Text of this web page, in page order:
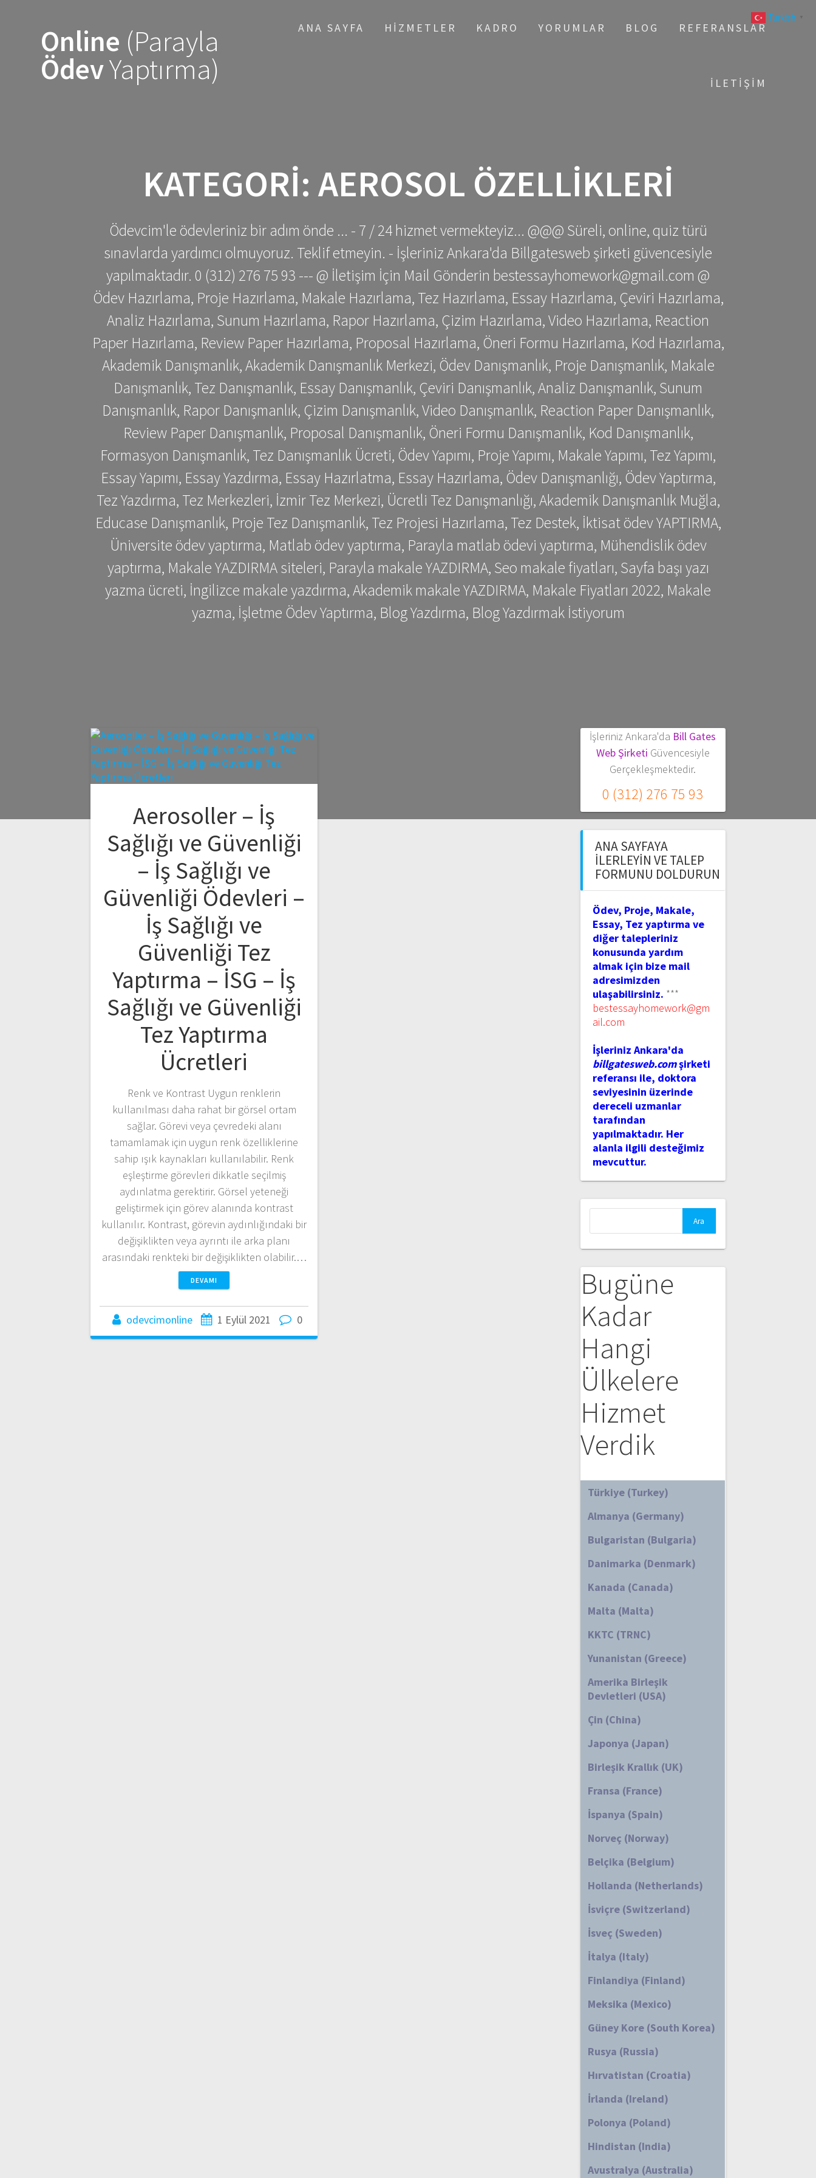
Online (Parayla
ÖdevYaptırma)
ANA SAYFA HIZMETLER KADRO YORUMLAR BLOG REFERANSLAR
İLETIŞIM
KATEGORI: AEROSOL ÖZELLIKLERI
Ödevcim'le ödevleriniz bir adım önde ... - 7 / 24 hizmet vermekteyiz... @@@ Süreli, online, quiz türü
sınavlarda yardımcı olmuyoruz. Teklif etmeyin. - İşleriniz Ankara'da Billgatesweb şirketi güvencesiyle
yapılmaktadır. 0 (312) 276 75 93 --- @ İletişim İçin Mail Gönderin bestessayhomework@gmail.com @
Ödev Hazırlama, Proje Hazırlama, Makale Hazırlama, Tez Hazırlama, Essay Hazırlama, Çeviri Hazırlama,
Analiz Hazırlama, Sunum Hazırlama, Rapor Hazırlama, Çizim Hazırlama, Video Hazırlama, Reaction
Paper Hazırlama, Review Paper Hazırlama, Proposal Hazırlama, Öneri Formu Hazırlama, Kod Hazırlama,
Akademik Danışmanlık, Akademik Danışmanlık Merkezi, Ödev Danışmanlık, Proje Danışmanlık, Makale
Danışmanlık, Tez Danışmanlık, Essay Danışmanlık, Çeviri Danışmanlık, Analiz Danışmanlık, Sunum
Danışmanlık, Rapor Danışmanlık, Çizim Danışmanlık, Video Danışmanlık, Reaction Paper Danışmanlık,
Review Paper Danışmanlık, Proposal Danışmanlık, Öneri Formu Danışmanlık, Kod Danışmanlık,
Formasyon Danışmanlık, Tez Danışmanlık Ücreti, Ödev Yapımı, Proje Yapımı, Makale Yapımı, Tez Yapımı,
Essay Yapımı, Essay Yazdırma, Essay Hazırlatma, Essay Hazırlama, Ödev Danışmanlığı, Ödev Yaptırma,
Tez Yazdırma, Tez Merkezleri, İzmir Tez Merkezi, Ücretli Tez Danışmanlığı, Akademik Danışmanlık Muğla,
Educase Danışmanlık, Proje Tez Danışmanlık, Tez Projesi Hazırlama, Tez Destek, İktisat ödev YAPTIRMA,
Üniversite ödev yaptırma, Matlab ödev yaptırma, Parayla matlab ödevi yaptırma, Mühendislik ödev
yaptırma, Makale YAZDIRMA siteleri, Parayla makale YAZDIRMA, Seo makale fiyatları, Sayfa başı yazı
yazma ücreti, İngilizce makale yazdırma, Akademik makale YAZDIRMA, Makale Fiyatları 2022, Makale
yazma, İşletme Ödev Yaptırma, Blog Yazdırma, Blog Yazdırmak İstiyorum
Aerosoller – İş
Sağlığı ve Güvenliği
– İş Sağlığı ve
Güvenliği Ödevleri –
İş Sağlığı ve
Güvenliği Tez
Yaptırma – İSG – İş
Sağlığı ve Güvenliği
Tez Yaptırma
Ücretleri
Renk ve Kontrast Uygun renklerin
kullanılması daha rahat bir görsel ortam
sağlar. Görevi veya çevredeki alanı
tamamlamak için uygun renk özelliklerine
sahip ışık kaynakları kullanılabilir. Renk
eşleştirme görevleri dikkatle seçilmiş
aydınlatma gerektirir. Görsel yeteneği
geliştirmek için görev alanında kontrast
kullanılır. Kontrast, görevin aydınlığındaki bir
değişiklikten veya ayrıntı ile arka planı
arasındaki renkteki bir değişiklikten olabilir.…
DEVAMI
odevcimonline 1 Eylül 2021 0
İşleriniz Ankara'da Bill Gates
Web Şirketi Güvencesiyle
Gerçekleşmektedir.
0 (312) 276 75 93
ANA SAYFAYA
İLERLEYIN VE TALEP
FORMUNU DOLDURUN
Ödev, Proje, Makale,
Essay, Tez yaptırma ve
diğer talepleriniz
konusunda yardım
almak için bize mail
adresimizden
ulaşabilirsiniz. ***
bestessayhomework@gm
ail.com
İşleriniz Ankara'da
billgatesweb.comşirketi
referansı ile, doktora
seviyesinin üzerinde
dereceli uzmanlar
tarafından
yapılmaktadır. Her
alanla ilgili desteğimiz
mevcuttur.
Bugüne
Kadar
Hangi
Ülkelere
Hizmet
Verdik
Türkiye (Turkey)
Almanya (Germany)
Bulgaristan (Bulgaria)
Danimarka (Denmark)
Kanada (Canada)
Malta (Malta)
KKTC (TRNC)
Yunanistan (Greece)
Amerika Birleşik
Devletleri (USA)
Çin (China)
Japonya (Japan)
Birleşik Krallık (UK)
Fransa (France)
İspanya (Spain)
Norveç (Norway)
Belçika (Belgium)
Hollanda (Netherlands)
İsviçre (Switzerland)
İsveç (Sweden)
İtalya (Italy)
Finlandiya (Finland)
Meksika (Mexico)
Güney Kore (South Korea)
Rusya (Russia)
Hırvatistan (Croatia)
İrlanda (Ireland)
Polonya (Poland)
Hindistan (India)
Avustralya (Australia)
Turkish ▼